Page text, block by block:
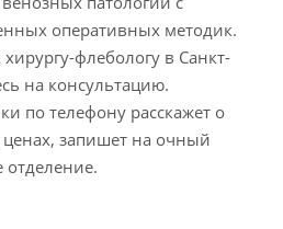
оперативных методик.
флебологу в Санкт-
на консультацию.
по телефону расскажет о
запишет на очный
отделение.